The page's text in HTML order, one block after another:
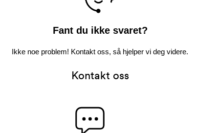
Fant du ikke svaret?
Ikke noe problem! Kontakt oss, så hjelper vi deg videre.
Kontakt oss